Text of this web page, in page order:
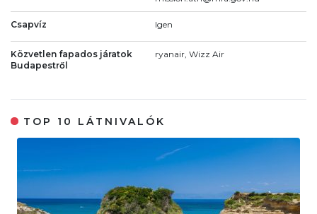
Csapvíz Igen
Közvetlen fapados járatok
Budapestről
ryanair, Wizz Air
TOP 10 LÁTNIVALÓK